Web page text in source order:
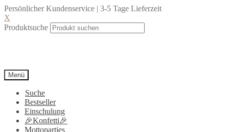
Persönlicher Kundenservice | 3-5 Tage Lieferzeit
X
Produktsuche
Menü
Suche
Bestseller
Einschulung
🎉Konfetti🎉
Mottoparties